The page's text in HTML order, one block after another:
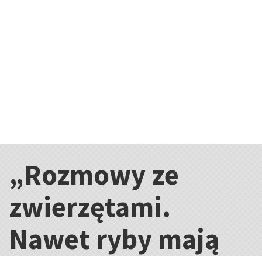
Kategorie:
„Rozmowy ze
zwierzętami.
Nawet ryby mają